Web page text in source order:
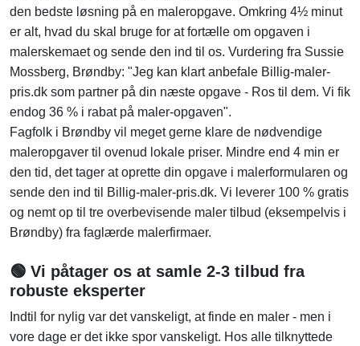
den bedste løsning på en maleropgave. Omkring 4½ minut
er alt, hvad du skal bruge for at fortælle om opgaven i
malerskemaet og sende den ind til os. Vurdering fra Sussie
Mossberg, Brøndby: "Jeg kan klart anbefale Billig-maler-
pris.dk som partner på din næste opgave - Ros til dem. Vi fik
endog 36 % i rabat på maler-opgaven".
Fagfolk i Brøndby vil meget gerne klare de nødvendige
maleropgaver til ovenud lokale priser. Mindre end 4 min er
den tid, det tager at oprette din opgave i malerformularen og
sende den ind til Billig-maler-pris.dk. Vi leverer 100 % gratis
og nemt op til tre overbevisende maler tilbud (eksempelvis i
Brøndby) fra faglærde malerfirmaer.
🟢 Vi påtager os at samle 2-3 tilbud fra
robuste eksperter
Indtil for nylig var det vanskeligt, at finde en maler - men i
vore dage er det ikke spor vanskeligt. Hos alle tilknyttede